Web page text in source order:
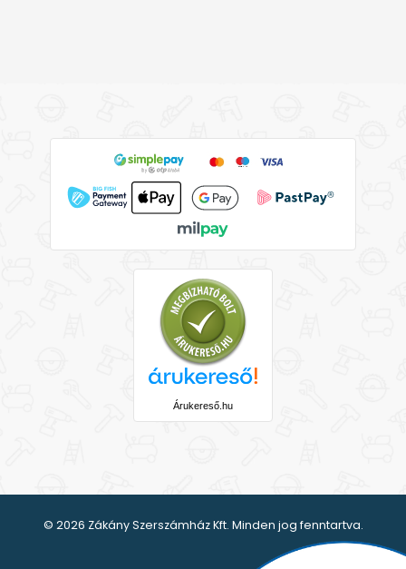
Árukereső.hu
© 2026 Zákány Szerszámház Kft. Minden jog fenntartva.